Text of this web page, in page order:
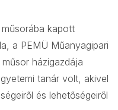
műsorába kapott
a PEMÜ Műanyagipari
házigazdája
tanár volt, akivel
és lehetőségeiről